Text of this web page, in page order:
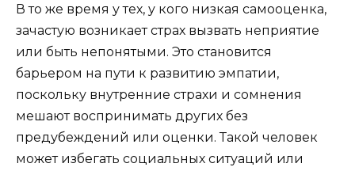
В то же время у тех, у кого низкая самооценка,
зачастую возникает страх вызвать неприятие
или быть непонятыми. Это становится
барьером на пути к развитию эмпатии,
поскольку внутренние страхи и сомнения
мешают воспринимать других без
предубеждений или оценки. Такой человек
может избегать социальных ситуаций или